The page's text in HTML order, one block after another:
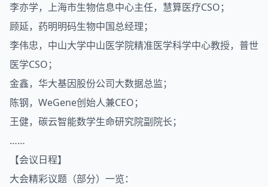
李亦学，上海市生物信息中心主任，慧算医疗CSO；
顾延，药明明码生物中国总经理；
李伟忠，中山大学中山医学院精准医学科学中心教授，普世
医学CSO；
金鑫，华大基因股份公司大数据总监；
陈钢，WeGene创始人兼CEO；
王健，碳云智能数学生命研究院副院长；
……
【会议日程】
大会精彩议题（部分）一览：